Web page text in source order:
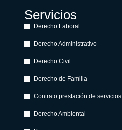
Servicios
Derecho Laboral
Derecho Administrativo
Derecho Civil
Derecho de Familia
Contrato prestación de servicios
Derecho Ambiental